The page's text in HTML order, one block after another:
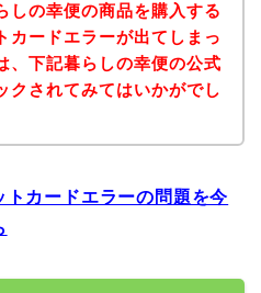
しの幸便の商品を購入する
カードエラーが出てしまっ
、下記暮らしの幸便の公式
クされてみてはいかがでし
カードエラーの問題を今